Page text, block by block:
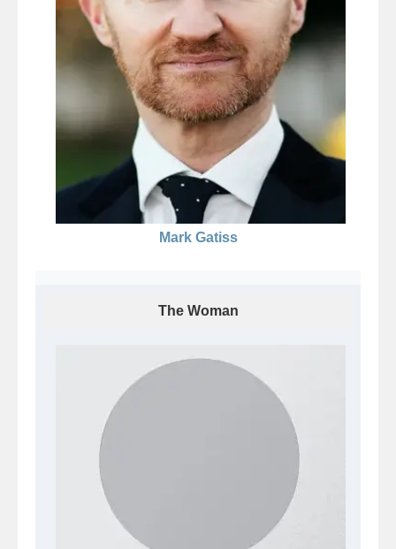
Mark Gatiss
The Woman